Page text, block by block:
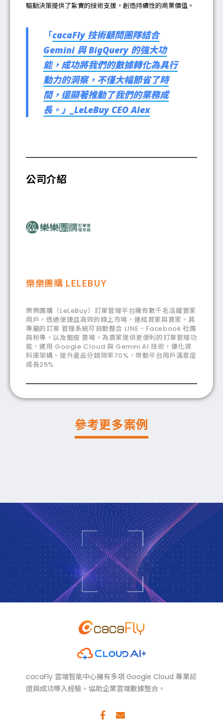
驅動決策提供了紮實的技術支援，創造持續性的商業價值。
「cacaFly 技術顧問團隊結合
Gemini 與 BigQuery 的強大功
能，成功將我們的數據轉化為具行
動力的洞察，不僅大幅節省了時
間，還顯著推動了我們的業務成
長。」_LeLeBuy CEO Alex
公司介紹
樂樂團購 LELEBUY
樂樂團購（LeLeBuy）訂單管理平台擁有數千名活躍賣家
用戶，透過便捷且高效的線上市場，連結買家與賣家。其
專屬的訂單 管理系統可自動整合 LINE、Facebook 社團
與粉專，以及蝦皮 賣場，為賣家提供更便利的訂單管理功
能。運用 Google Cloud 與 Gemini AI 技術，優化資
料庫架構、提升產品分類效率70%，帶動平台用戶滿意度
成長25%
參考更多案例
cacaFly 雲端智能中心擁有多項 Google Cloud 專業認
證與成功導入經驗，協助企業雲端數據整合。